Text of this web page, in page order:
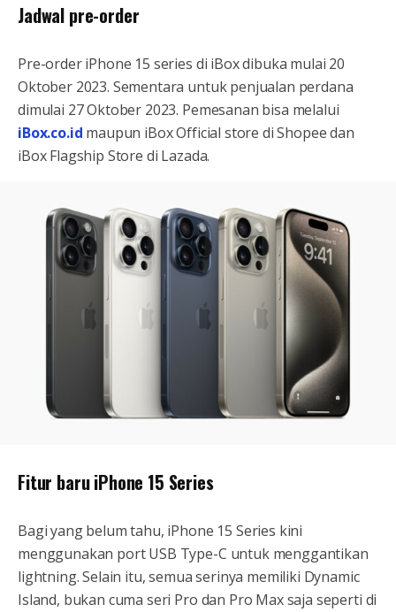
Jadwal pre-order
Pre-order iPhone 15 series di iBox dibuka mulai 20
Oktober 2023. Sementara untuk penjualan perdana
dimulai 27 Oktober 2023. Pemesanan bisa melalui
iBox.co.id maupun iBox Official store di Shopee dan
iBox Flagship Store di Lazada.
Fitur baru iPhone 15 Series
Bagi yang belum tahu, iPhone 15 Series kini
menggunakan port USB Type-C untuk menggantikan
lightning. Selain itu, semua serinya memiliki Dynamic
Island, bukan cuma seri Pro dan Pro Max saja seperti di